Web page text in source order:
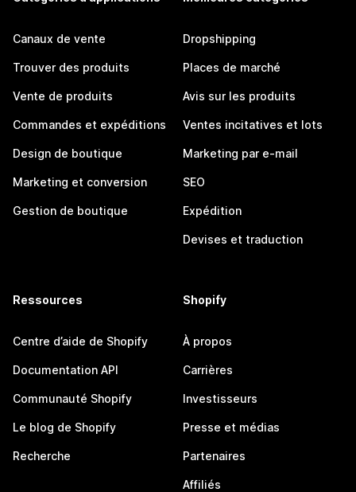
Canaux de vente
Trouver des produits
Vente de produits
Commandes et expéditions
Design de boutique
Marketing et conversion
Gestion de boutique
Dropshipping
Places de marché
Avis sur les produits
Ventes incitatives et lots
Marketing par e-mail
SEO
Expédition
Devises et traduction
Ressources
Centre d’aide de Shopify
Documentation API
Communauté Shopify
Le blog de Shopify
Recherche
Shopify
À propos
Carrières
Investisseurs
Presse et médias
Partenaires
Affiliés